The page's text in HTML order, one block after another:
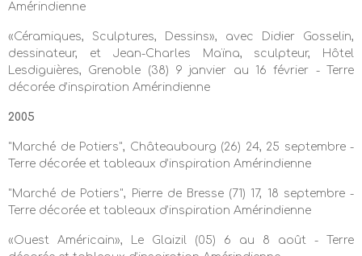
Amérindienne
«Céramiques, Sculptures, Dessins», avec Didier Gosselin,
dessinateur, et Jean-Charles Maïna, sculpteur, Hôtel
Lesdiguières, Grenoble (38) 9 janvier au 16 février - Terre
décorée d’inspiration Amérindienne
2005
"Marché de Potiers", Châteaubourg (26) 24, 25 septembre -
Terre décorée et tableaux d’inspiration Amérindienne
"Marché de Potiers", Pierre de Bresse (71) 17, 18 septembre -
Terre décorée et tableaux d’inspiration Amérindienne
«Ouest Américain», Le Glaizil (05) 6 au 8 août - Terre